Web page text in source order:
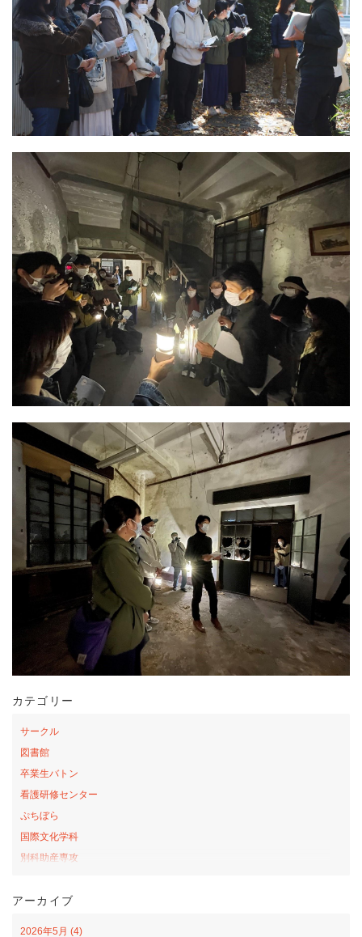
カテゴリー
サークル
図書館
卒業生バトン
看護研修センター
ぷちぼら
国際文化学科
別科助産専攻
お弁当の日プロジェクト
アーカイブ
2026年5月 (4)